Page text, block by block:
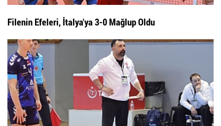
Filenin Efeleri, İtalya'ya 3-0 Mağlup Oldu